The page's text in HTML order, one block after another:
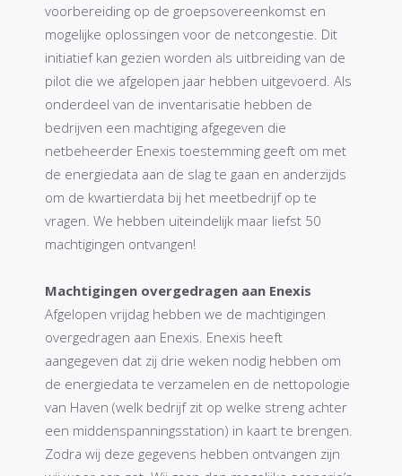
voorbereiding op de groepsovereenkomst en
mogelijke oplossingen voor de netcongestie. Dit
initiatief kan gezien worden als uitbreiding van de
pilot die we afgelopen jaar hebben uitgevoerd. Als
onderdeel van de inventarisatie hebben de
bedrijven een machtiging afgegeven die
netbeheerder Enexis toestemming geeft om met
de energiedata aan de slag te gaan en anderzijds
om de kwartierdata bij het meetbedrijf op te
vragen. We hebben uiteindelijk maar liefst 50
machtigingen ontvangen!
Machtigingen overgedragen aan Enexis
Afgelopen vrijdag hebben we de machtigingen
overgedragen aan Enexis. Enexis heeft
aangegeven dat zij drie weken nodig hebben om
de energiedata te verzamelen en de nettopologie
van Haven (welk bedrijf zit op welke streng achter
een middenspanningsstation) in kaart te brengen.
Zodra wij deze gegevens hebben ontvangen zijn